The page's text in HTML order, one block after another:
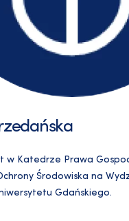
w Katedrze Prawa
Środowiska na
Gdańskiego.